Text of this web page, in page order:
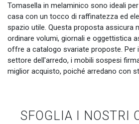
Tomasella in melaminico sono ideali
casa con un tocco di raffinatezza ed
spazio utile. Questa proposta assicura
ordinare volumi, giornali e oggettistica
offre a catalogo svariate proposte. Per
settore dell'arredo, i mobili sospesi
miglior acquisto, poiché arredano con
SFOGLIA I NOSTRI